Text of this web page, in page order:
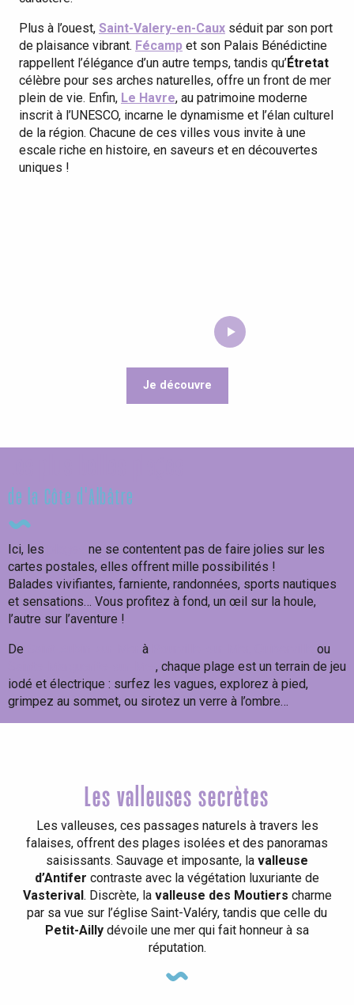
Plus à l’ouest, Saint-Valery-en-Caux séduit par son port
de plaisance vibrant. Fécamp et son Palais Bénédictine
rappellent l’élégance d’un autre temps, tandis qu’Étretat
célèbre pour ses arches naturelles, offre un front de mer
plein de vie. Enfin, Le Havre, au patrimoine moderne
inscrit à l’UNESCO, incarne le dynamisme et l’élan culturel
de la région. Chacune de ces villes vous invite à une
escale riche en histoire, en saveurs et en découvertes
uniques !
Je découvre
de la Côte d'Albâtre
Ici, les
ne se contentent pas de faire jolies sur les
cartes postales, elles offrent mille possibilités !
Balades vivifiantes, farniente, randonnées, sports nautiques
et sensations… Vous profitez à fond, un œil sur la houle,
l’autre sur l’aventure !
De
à
ou
, chaque plage est un terrain de jeu
iodé et électrique : surfez les vagues, explorez à pied,
grimpez au sommet, ou sirotez un verre à l’ombre…
Les valleuses secrètes
Les valleuses, ces passages naturels à travers les
falaises, offrent des plages isolées et des panoramas
saisissants. Sauvage et imposante, la valleuse
d’Antifer contraste avec la végétation luxuriante de
Vasterival. Discrète, la valleuse des Moutiers charme
par sa vue sur l’église Saint-Valéry, tandis que celle du
Petit-Ailly dévoile une mer qui fait honneur à sa
réputation.